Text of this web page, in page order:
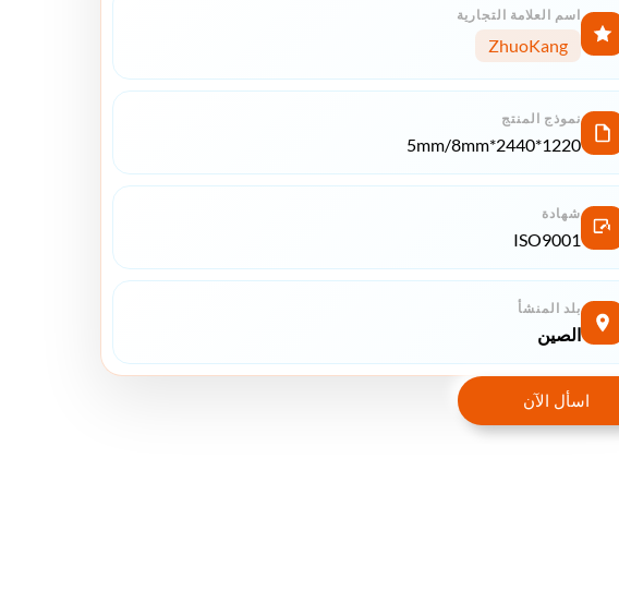
اسم العلامة التجارية
ZhuoKang
نموذج المنتج
1220*2440*5mm/8mm
شهادة
ISO9001
بلد المنشأ
الصين
اسأل الآن